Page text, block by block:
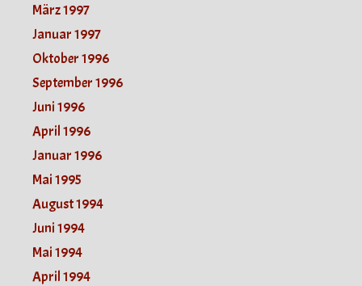
März 1997
Januar 1997
Oktober 1996
September 1996
Juni 1996
April 1996
Januar 1996
Mai 1995
August 1994
Juni 1994
Mai 1994
April 1994